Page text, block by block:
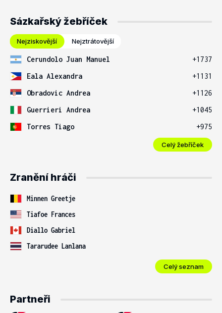
Sázkařský žebříček
Nejziskovější Nejztrátovější
Cerundolo Juan Manuel
+1737
Eala Alexandra
+1131
Obradovic Andrea
+1126
Guerrieri Andrea
+1045
Torres Tiago
+975
Celý žebříček
Zranění hráči
Minnen Greetje
Tiafoe Frances
Diallo Gabriel
Tararudee Lanlana
Celý seznam
Partneři